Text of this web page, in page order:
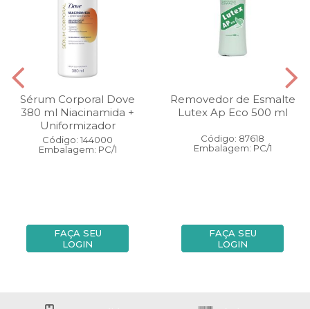
Sérum Corporal Dove
380 ml Niacinamida +
Uniformizador
Código: 144000
Embalagem: PC/1
FAÇA SEU
LOGIN
Removedor de Esmalte
Lutex Ap Eco 500 ml
Código: 87618
Embalagem: PC/1
FAÇA SEU
LOGIN